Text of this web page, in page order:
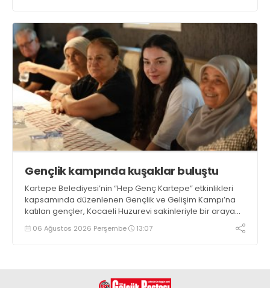
Gençlik kampında kuşaklar buluştu
Kartepe Belediyesi’nin “Hep Genç Kartepe” etkinlikleri
kapsamında düzenlenen Gençlik ve Gelişim Kampı’na
katılan gençler, Kocaeli Huzurevi sakinleriyle bir araya
geldi06 Ağustos 2026 Perşembe 13:07